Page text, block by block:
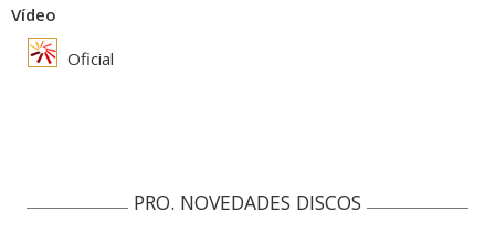
Vídeo
Oficial
PRO. NOVEDADES DISCOS